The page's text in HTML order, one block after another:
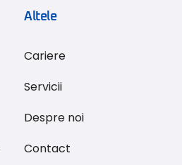
Altele
Cariere
Servicii
Despre noi
Contact